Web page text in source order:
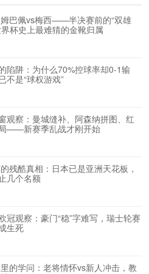
巴佩vs梅西——半决赛前的“双雄
杯史上最难猜的金靴归属
陷阱：为什么70%控球率却0-1输
不是“球权游戏”
观察：曼城缝补、阿森纳拼图、红
——新赛季乱战才刚开始
残酷真相：日本已是亚洲天花板，
几个名额
冠观察：豪门“稳”字难写，瑞士轮赛
生死
的学问：老将情怀vs新人冲击，教